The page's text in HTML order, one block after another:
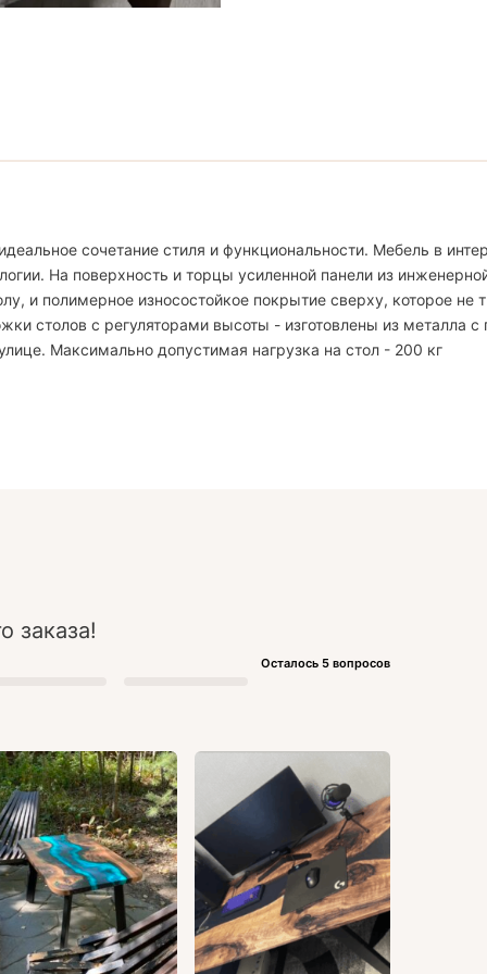
сочетание стиля и функциональности. Мебель в
На поверхность и торцы усиленной панели из
полимерное износостойкое покрытие сверху, которое не
столов с регуляторами высоты - изготовлены из металла
Максимально допустимая нагрузка на стол - 200 кг
заказа!
Осталось 5 вопросов